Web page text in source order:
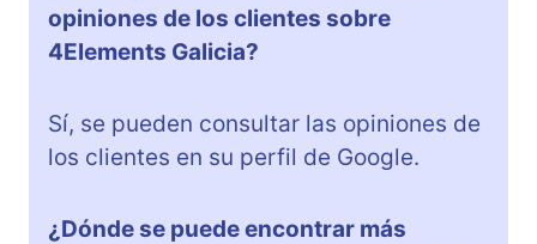
opiniones de los clientes sobre
4Elements Galicia?
Sí, se pueden consultar las opiniones de
los clientes en su perfil de Google.
¿Dónde se puede encontrar más